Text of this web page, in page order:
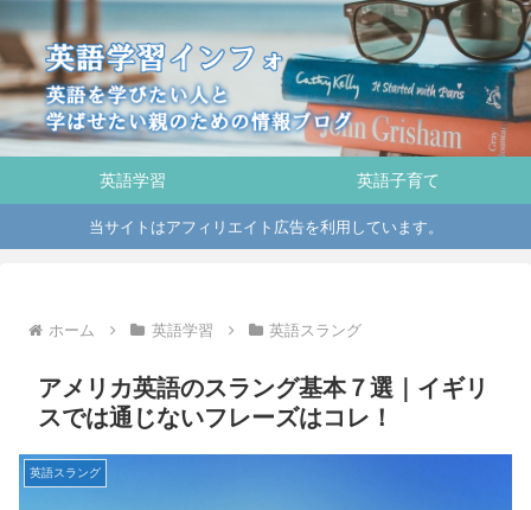
英語学習 英語子育て
当サイトはアフィリエイト広告を利用しています。
ホーム 英語学習 英語スラング
アメリカ英語のスラング基本７選｜イギリ
スでは通じないフレーズはコレ！
英語スラング